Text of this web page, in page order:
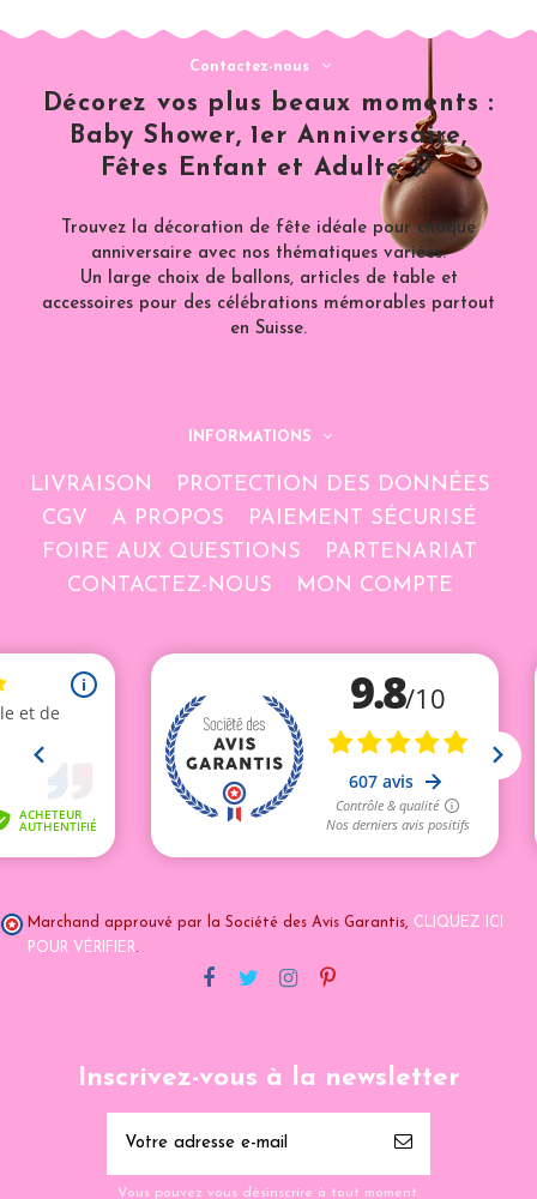
Contactez-nous
Décorez vos plus beaux moments :
Baby Shower, 1er Anniversaire,
Fêtes Enfant et Adulte 🎈
Trouvez la décoration de fête idéale pour chaque
anniversaire avec nos thématiques variées.
Un large choix de ballons, articles de table et
accessoires pour des célébrations mémorables partout
en Suisse.
INFORMATIONS
LIVRAISON
PROTECTION DES DONNÉES
CGV
A PROPOS
PAIEMENT SÉCURISÉ
FOIRE AUX QUESTIONS
PARTENARIAT
CONTACTEZ-NOUS
MON COMPTE
Marchand approuvé par la Société des Avis Garantis, CLIQUEZ ICI
POUR VÉRIFIER.
Inscrivez-vous à la newsletter
Vous pouvez vous désinscrire à tout moment.